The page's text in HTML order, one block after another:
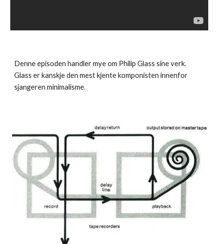
Denne episoden handler mye om Philip Glass sine verk.
Glass er kanskje den mest kjente komponisten innenfor
sjangeren minimalisme.